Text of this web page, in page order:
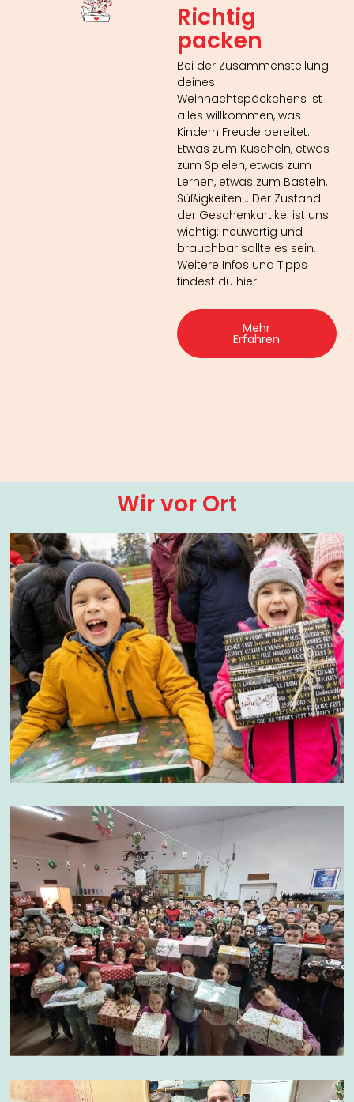
Richtig
packen
Bei der Zusammenstellung
deines
Weihnachtspäckchens ist
alles willkommen, was
Kindern Freude bereitet.
Etwas zum Kuscheln, etwas
zum Spielen, etwas zum
Lernen, etwas zum Basteln,
Süßigkeiten… Der Zustand
der Geschenkartikel ist uns
wichtig: neuwertig und
brauchbar sollte es sein.
Weitere Infos und Tipps
findest du hier.
Mehr
Erfahren
Wir vor Ort